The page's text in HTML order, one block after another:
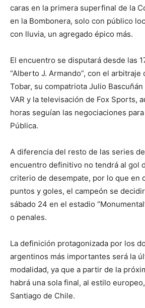
caras en la primera superfinal de la
en la Bombonera, solo con público
con lluvia, un agregado épico más.
El encuentro se disputará desde las
“Alberto J. Armando”, con el
Tobar, su compatriota Julio
VAR y la televisación de Fox Sports,
horas seguían las negociaciones
Pública.
A diferencia del resto de las series
encuentro definitivo no tendrá al gol
criterio de desempate, por lo que en
puntos y goles, el campeón se
sábado 24 en el estadio
o penales.
La definición protagonizada por los
argentinos más importantes será la
modalidad, ya que a partir de la
habrá una sola final, al estilo
Santiago de Chile.